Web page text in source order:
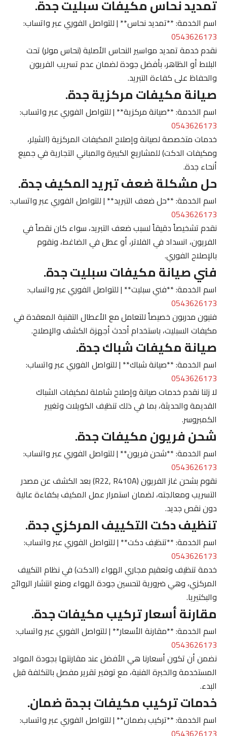
تمديد نحاس مكيفات سبليت جدة.
اسم الخدمة: **تمديد نحاس** | للتواصل الفوري عبر واتساب:
0543626173
نقدم خدمة تمديد مواسير النحاس الأصلية (نحاس مولر) تحت
البلاط أو الظاهر، بأفضل جودة لضمان عدم تسريب الفريون
والحفاظ على كفاءة التبريد.
صيانة مكيفات مركزية جدة.
اسم الخدمة: **صيانة مركزية** | للتواصل الفوري عبر واتساب:
0543626173
خدمات متخصصة لصيانة وإصلاح المكيفات المركزية (الشيلر،
ومكيفات الدكت) للمشاريع الكبيرة والمباني التجارية في جميع
أنحاء جدة.
حل مشكلة ضعف تبريد المكيف جدة.
اسم الخدمة: **حل ضعف التبريد** | للتواصل الفوري عبر واتساب:
0543626173
نقدم تشخيصاً دقيقاً لسبب ضعف التبريد، سواء كان نقصاً في
الفريون، انسداد في الفلاتر، أو عطل في الضاغط، ونقوم
بالإصلاح الفوري.
فني صيانة مكيفات سبليت جدة.
اسم الخدمة: **فني سبليت** | للتواصل الفوري عبر واتساب:
0543626173
فنيون مدربون خصيصاً للتعامل مع الأعطال التقنية المعقدة في
مكيفات السبليت، باستخدام أحدث أجهزة الكشف والإصلاح.
صيانة مكيفات شباك جدة.
اسم الخدمة: **صيانة شباك** | للتواصل الفوري عبر واتساب:
0543626173
لا زلنا نقدم خدمات صيانة وإصلاح شاملة لمكيفات الشباك
القديمة والحديثة، بما في ذلك تنظيف الكويلات وتغيير
الكمبروسر.
شحن فريون مكيفات جدة.
اسم الخدمة: **شحن فريون** | للتواصل الفوري عبر واتساب:
0543626173
نقوم بشحن غاز الفريون (R22, R410A) بعد الكشف عن مصدر
التسريب ومعالجته، لضمان استمرار عمل المكيف بكفاءة عالية
دون نقص جديد.
تنظيف دكت التكييف المركزي جدة.
اسم الخدمة: **تنظيف دكت** | للتواصل الفوري عبر واتساب:
0543626173
خدمة تنظيف وتعقيم مجاري الهواء (الدكت) في نظام التكييف
المركزي، وهي ضرورية لتحسين جودة الهواء ومنع انتشار الروائح
والبكتيريا.
مقارنة أسعار تركيب مكيفات جدة.
اسم الخدمة: **مقارنة الأسعار** | للتواصل الفوري عبر واتساب:
0543626173
نضمن أن تكون أسعارنا هي الأفضل عند مقارنتها بجودة المواد
المستخدمة والخبرة الفنية، مع توفير تقرير مفصل بالتكلفة قبل
البدء.
خدمات تركيب مكيفات بجدة ضمان.
اسم الخدمة: **تركيب بضمان** | للتواصل الفوري عبر واتساب: